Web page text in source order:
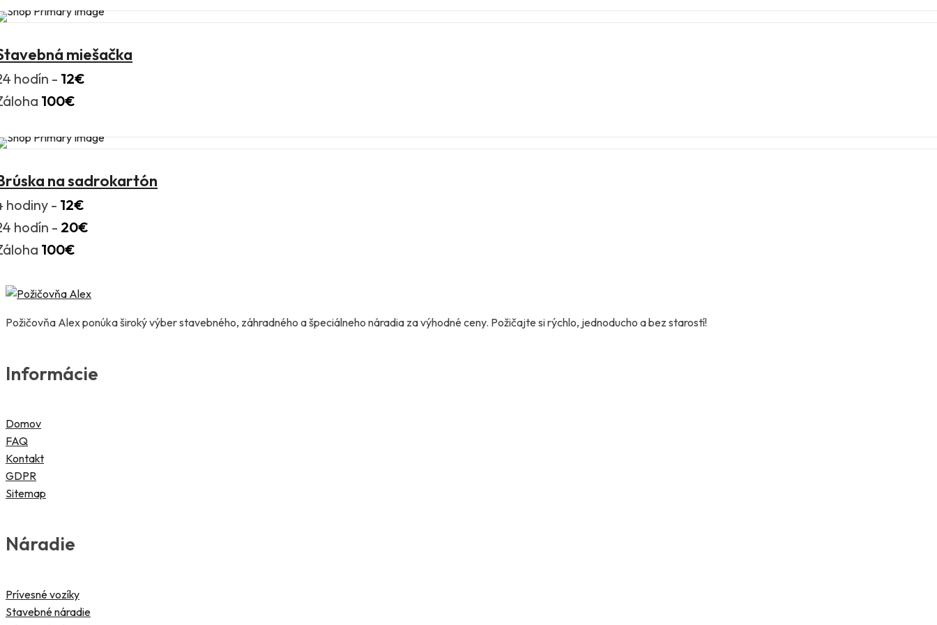
miešačka
hodín - 12€
100€
na sadrokartón
hodiny - 12€
hodín - 20€
100€
Požičovňa Alex ponúka široký výber stavebného, záhradného a špeciálneho náradia za výhodné ceny. Požičajte si rýchlo, jednoducho a bez starostí!
Informácie
Domov
FAQ
Kontakt
GDPR
Sitemap
Náradie
Prívesné vozíky
Stavebné náradie